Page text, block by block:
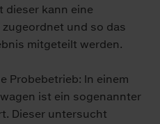
dieser kann eine
und so das
mitgeteilt werden.
Probebetrieb: In einem
ist ein sogenannter
Dieser untersucht